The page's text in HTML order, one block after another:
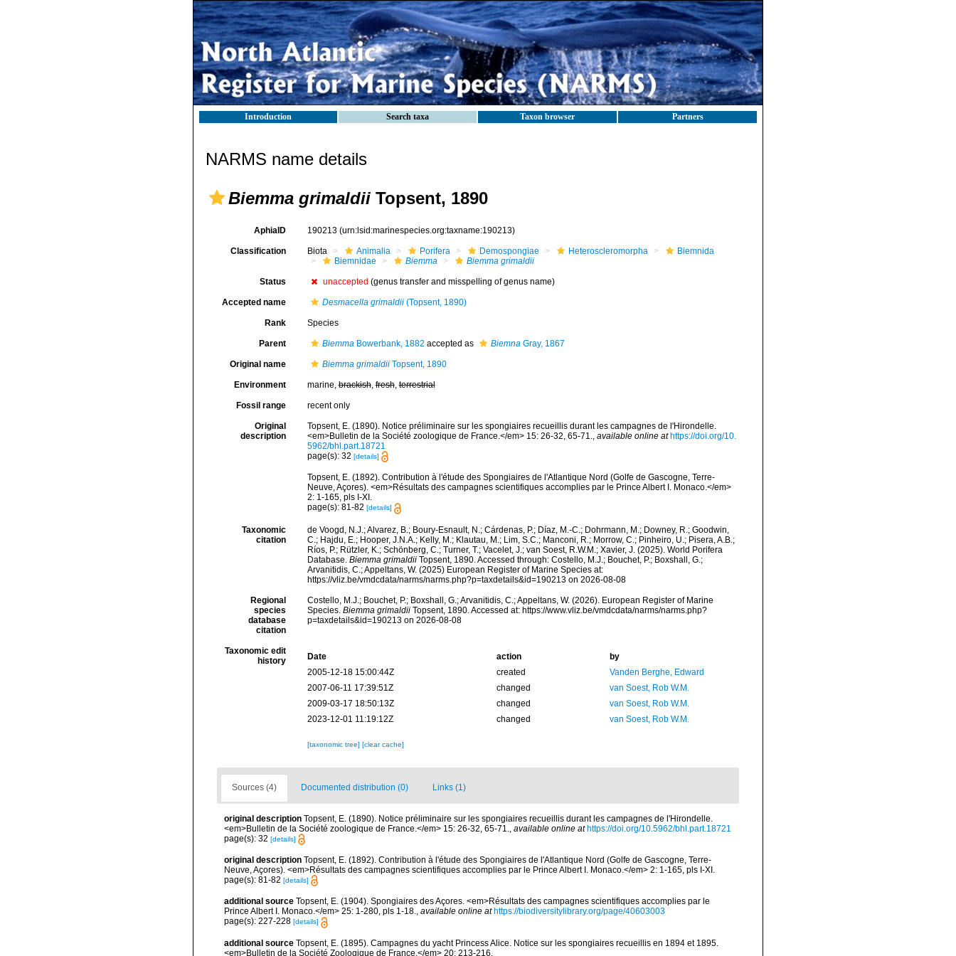
Introduction Search taxa Taxon browser Partners
NARMS name details
Biemma grimaldii Topsent, 1890
AphiaID 190213 (urn:lsid:marinespecies.org:taxname:190213)
Classification Biota Animalia Porifera Demospongiae Heteroscleromorpha
Biemnida
Biemnidae
Biemma Biemma grimaldii
Status unaccepted (genus transfer and misspelling of genus name)
Accepted name Desmacella grimaldii(Topsent, 1890)
Rank Species
Parent BiemmaBowerbank, 1882 accepted as BiemnaGray, 1867
Original name Biemma grimaldiiTopsent, 1890
Environment marine,brackish,fresh,terrestrial
Fossil range recent only
Original
description
Topsent, E. (1890). Notice préliminaire sur les spongiaires recueillis durant les campagnes de l'Hirondelle.
<em>Bulletin de la Société zoologique de France.</em> 15: 26-32, 65-71., available online at https://doi.org/10.
5962/bhl.part.18721
page(s): 32 [details]
Topsent, E. (1892). Contribution à l'étude des Spongiaires de l'Atlantique Nord (Golfe de Gascogne, Terre-
Neuve, Açores). <em>Résultats des campagnes scientifiques accomplies par le Prince Albert I. Monaco.</em>
2: 1-165, pls I-XI.
page(s): 81-82 [details]
Taxonomic
citation
de Voogd, N.J.; Alvarez, B.; Boury-Esnault, N.; Cárdenas, P.; Díaz, M.-C.; Dohrmann, M.; Downey, R.; Goodwin,
C.; Hajdu, E.; Hooper, J.N.A.; Kelly, M.; Klautau, M.; Lim, S.C.; Manconi, R.; Morrow, C.; Pinheiro, U.; Pisera, A.B.;
Ríos, P.; Rützler, K.; Schönberg, C.; Turner, T.; Vacelet, J.; van Soest, R.W.M.; Xavier, J. (2025). World Porifera
Database. Biemma grimaldiiTopsent, 1890. Accessed through: Costello, M.J.; Bouchet, P.; Boxshall, G.;
Arvanitidis, C.; Appeltans, W. (2025) European Register of Marine Species at:
https://vliz.be/vmdcdata/narms/narms.php?p=taxdetails&id=190213 on 2026-08-08
Regional
species
database
citation
Costello, M.J.; Bouchet, P.; Boxshall, G.; Arvanitidis, C.; Appeltans, W. (2026). European Register of Marine
Species. Biemma grimaldiiTopsent, 1890. Accessed at: https://www.vliz.be/vmdcdata/narms/narms.php?
p=taxdetails&id=190213 on 2026-08-08
Taxonomic edit
history
Date action
by
2005-12-18 15:00:44Z
created
Vanden Berghe, Edward
2007-06-11 17:39:51Z
changed
van Soest, Rob W.M.
2009-03-17 18:50:13Z
changed
van Soest, Rob W.M.
2023-12-01 11:19:12Z
changed van Soest, Rob W.M.
[taxonomic tree] [clear cache]
Sources (4) Documented distribution (0) Links (1)
original description Topsent, E. (1890). Notice préliminaire sur les spongiaires recueillis durant les campagnes de l'Hirondelle.
<em>Bulletin de la Société zoologique de France.</em> 15: 26-32, 65-71.
available online at https://doi.org/10.5962/bhl.part.18721
page(s): 32 [details]
original description Topsent, E. (1892). Contribution à l'étude des Spongiaires de l'Atlantique Nord (Golfe de Gascogne, Terre-
Neuve, Açores). <em>Résultats des campagnes scientifiques accomplies par le Prince Albert I. Monaco.</em> 2: 1-165, pls I-XI.
page(s): 81-82 [details]
additional source Topsent, E. (1904). Spongiaires des Açores. <em>Résultats des campagnes scientifiques accomplies par le
Prince Albert I. Monaco.</em> 25: 1-280, pls 1-18., available online at https://biodiversitylibrary.org/page/40603003
page(s): 227-228 [details]
additional source Topsent, E. (1895). Campagnes du yacht Princess Alice. Notice sur les spongiaires recueillis en 1894 et 1895.
<em>Bulletin de la Société Zoologique de France.</em> 20: 213-216.